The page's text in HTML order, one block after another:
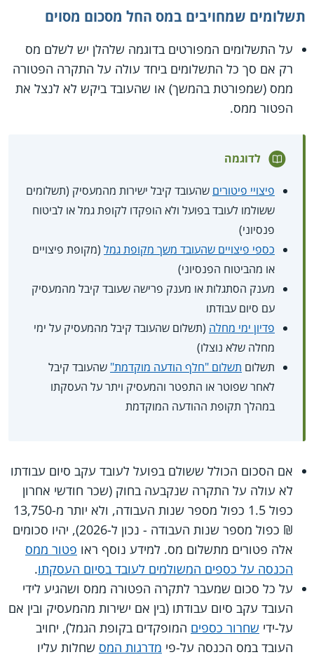
תשלומים שמחויבים במס החל מסכום מסוים
על התשלומים המפורטים בדוגמה שלהלן יש לשלם מס
רק אם סך כל התשלומים ביחד עולה על התקרה הפטורה
ממס (שמפורטת בהמשך) או שהעובד ביקש לא לנצל את
הפטור ממס.
לדוגמה
פיצויי פיטורים שהעובד קיבל ישירות מהמעסיק (תשלומים
ששולמו לעובד בפועל ולא הופקדו לקופת גמל או לביטוח
פנסיוני)
כספי פיצויים שהעובד משך מקופת גמל (מקופת פיצויים
או מהביטוח הפנסיוני)
מענק הסתגלות או מענק פרישה שעובד קיבל מהמעסיק
עם סיום עבודתו
פדיון ימי מחלה (תשלום שהעובד קיבל מהמעסיק על ימי
מחלה שלא נוצלו)
תשלום תשלום "חלף הודעה מוקדמת" שהעובד קיבל
לאחר שפוטר או התפטר והמעסיק ויתר על העסקתו
במהלך תקופת ההודעה המוקדמת
אם הסכום הכולל ששולם בפועל לעובד עקב סיום עבודתו
לא עולה על התקרה שנקבעה בחוק (שכר חודשי אחרון
כפול 1.5 כפול מספר שנות העבודה, ולא יותר מ-13,750
₪ כפול מספר שנות העבודה - נכון ל-2026), יהיו סכומים
אלה פטורים מתשלום מס. למידע נוסף ראו פטור ממס
הכנסה על כספים המשולמים לעובד בסיום העסקתו.
על כל סכום שמעבר לתקרה הפטורה ממס ושהגיע לידי
העובד עקב סיום עבודתו (בין אם ישירות מהמעסיק ובין אם
על-ידי שחרור כספים המופקדים בקופת הגמל), יחויב
העובד במס הכנסה על-פי מדרגות המס שחלות עליו